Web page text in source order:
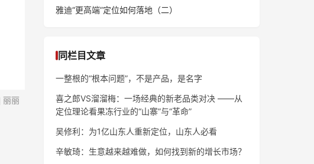
| 丽丽
雅迪“更高端”定位如何落地（二）
同栏目文章
一整根的“根本问题”，不是产品，是名字
喜之郎VS溜溜梅：一场经典的新老品类对决 ——从
定位理论看果冻行业的“山寨”与“革命”
吴修利：为1亿山东人重新定位，山东人必看
辛敏琦：生意越来越难做，如何找到新的增长市场？